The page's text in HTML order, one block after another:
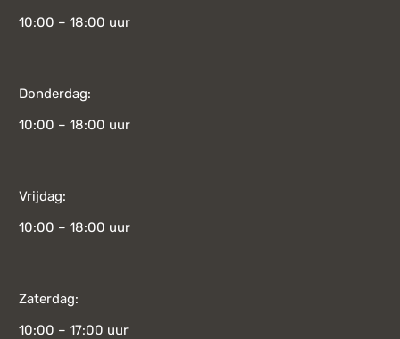
10:00 – 18:00 uur
Donderdag:
10:00 – 18:00 uur
Vrijdag:
10:00 – 18:00 uur
Zaterdag:
10:00 – 17:00 uur